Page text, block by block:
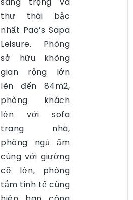
thư thái bậc
nhất Pao’s Sapa
Leisure. Phòng
sở hữu không
gian rộng lớn
lên đến 84m2,
phòng khách
lớn với sofa
trang nhã,
phòng ngủ ấm
cúng với giường
cỡ lớn, phòng
tắm tinh tế cùng